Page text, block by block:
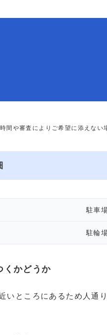
間や審査によりご希望に添えない
駐車
駐輪
くかどうか
いところにあるため人通